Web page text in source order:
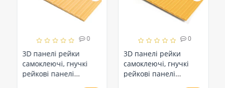
0
3D панелі рейки
самоклеючі, гнучкі
рейкові панелі
0
3D панелі рейки
самоклеючі, гнучкі
рейкові панелі